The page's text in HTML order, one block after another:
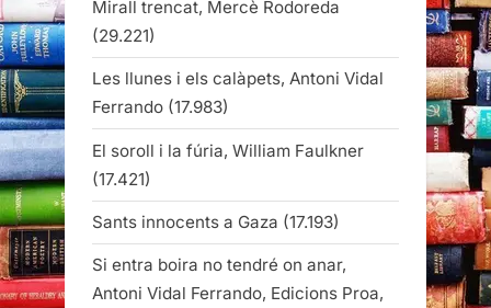
Mirall trencat, Mercè Rodoreda
(29.221)
Les llunes i els calàpets, Antoni Vidal
Ferrando (17.983)
El soroll i la fúria, William Faulkner
(17.421)
Sants innocents a Gaza (17.193)
Si entra boira no tendré on anar,
Antoni Vidal Ferrando, Edicions Proa,